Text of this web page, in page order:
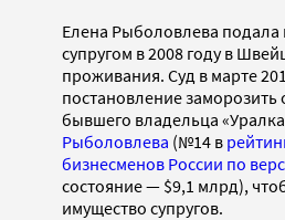
Елена Рыболовлева подала
супругом в 2008 году в
проживания. Суд в марте
постановление
бывшего владельца
Рыболовлева (№14 в
бизнесменов России по
состояние — $9,1 млрд),
имущество супругов.